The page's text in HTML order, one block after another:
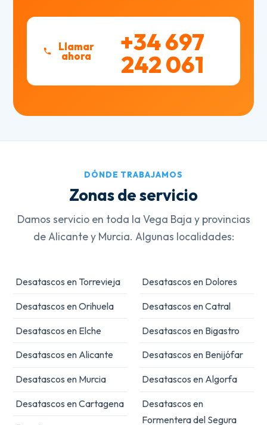
Llamar
ahora +34 697
242 061
DÓNDE TRABAJAMOS
Zonas de servicio
Damos servicio en toda la Vega Baja y provincias
de Alicante y Murcia. Algunas localidades:
Desatascos en Torrevieja
Desatascos en Orihuela
Desatascos en Elche
Desatascos en Alicante
Desatascos en Murcia
Desatascos en Cartagena
Desatascos en Dolores
Desatascos en Catral
Desatascos en Bigastro
Desatascos en Benijófar
Desatascos en Algorfa
Desatascos en
Formentera del Segura